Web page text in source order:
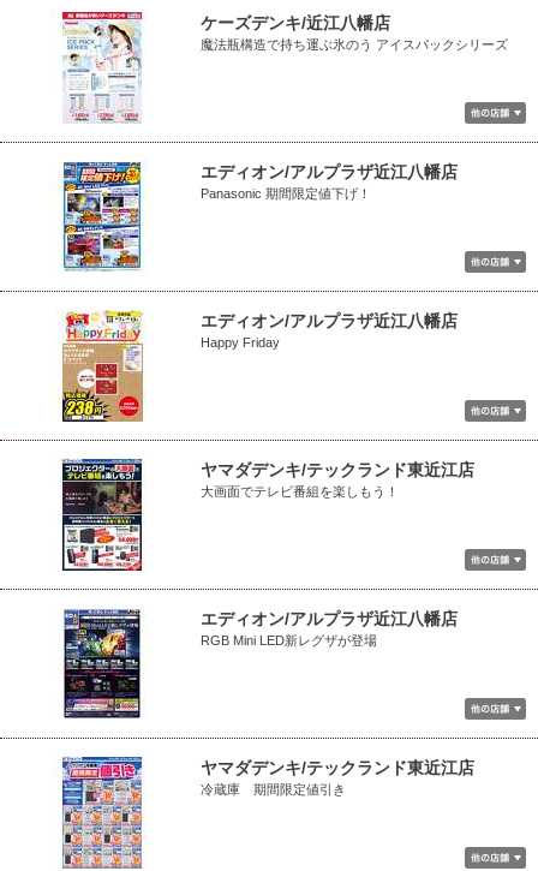
ケーズデンキ/近江八幡店
魔法瓶構造で持ち運ぶ氷のう アイスパックシリーズ
エディオン/アルプラザ近江八幡店
Panasonic 期間限定値下げ！
エディオン/アルプラザ近江八幡店
Happy Friday
ヤマダデンキ/テックランド東近江店
大画面でテレビ番組を楽しもう！
エディオン/アルプラザ近江八幡店
RGB Mini LED新レグザが登場
ヤマダデンキ/テックランド東近江店
冷蔵庫 期間限定値引き